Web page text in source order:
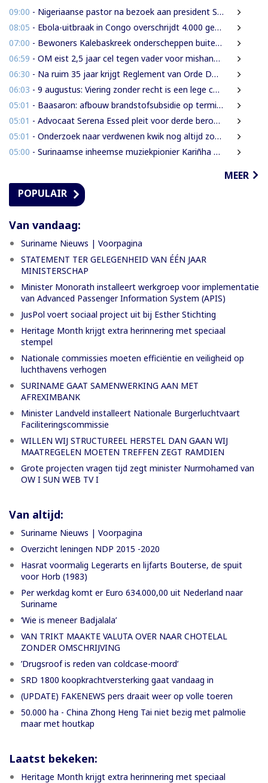
09:00 - Nigeriaanse pastor na bezoek aan president Simons: ‘Toename van rijkdom in Suriname’
08:05 - Ebola-uitbraak in Congo overschrijdt 4.000 gevallen
07:00 - Bewoners Kalebaskreek onderscheppen buitenlanders met illegaal geweer en communicatieapparatuur
06:59 - OM eist 2,5 jaar cel tegen vader voor mishandeling en verwaarlozing van gezin
06:30 - Na ruim 35 jaar krijgt Reglement van Orde DNA grondige herziening
06:03 - 9 augustus: Viering zonder recht is een lege ceremonie
05:01 - Baasaron: afbouw brandstofsubsidie op termijn onvermijdelijk
05:01 - Advocaat Serena Essed pleit voor derde beroepsinstantie onder gezag van CCJ
05:01 - Onderzoek naar verdwenen kwik nog altijd zonder resultaat
05:00 - Surinaamse inheemse muziekpionier Kariñha Basi krijgt oeuvreprijs in Rotterdam
MEER
POPULAIR
Van vandaag:
Suriname Nieuws | Voorpagina
STATEMENT TER GELEGENHEID VAN ÉÉN JAAR
MINISTERSCHAP
Minister Monorath installeert werkgroep voor implementatie
van Advanced Passenger Information System (APIS)
JusPol voert sociaal project uit bij Esther Stichting
Heritage Month krijgt extra herinnering met speciaal
stempel
Nationale commissies moeten efficiëntie en veiligheid op
luchthavens verhogen
SURINAME GAAT SAMENWERKING AAN MET
AFREXIMBANK
Minister Landveld installeert Nationale Burgerluchtvaart
Faciliteringscommissie
WILLEN WIJ STRUCTUREEL HERSTEL DAN GAAN WIJ
MAATREGELEN MOETEN TREFFEN ZEGT RAMDIEN
Grote projecten vragen tijd zegt minister Nurmohamed van
OW I SUN WEB TV I
Van altijd:
Suriname Nieuws | Voorpagina
Overzicht leningen NDP 2015 -2020
Hasrat voormalig Legerarts en lijfarts Bouterse, de spuit
voor Horb (1983)
Per werkdag komt er Euro 634.000,00 uit Nederland naar
Suriname
‘Wie is meneer Badjalala’
VAN TRIKT MAAKTE VALUTA OVER NAAR CHOTELAL
ZONDER OMSCHRIJVING
’Drugsroof is reden van coldcase-moord’
SRD 1800 koopkrachtversterking gaat vandaag in
(UPDATE) FAKENEWS pers draait weer op volle toeren
50.000 ha - China Zhong Heng Tai niet bezig met palmolie
maar met houtkap
Laatst bekeken:
Heritage Month krijgt extra herinnering met speciaal